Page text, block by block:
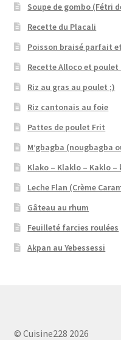
Soupe de gombo (Fétri
Recette du Placali
Poisson braisé parfait
Recette Alloco et
Riz au gras au poulet ;)
Riz cantonais au foie
Pattes de poulet Frit
M’gbagba (nougbagba
Klako – Klaklo – Kaklo
Leche Flan (Crème
Gâteau au rhum
Feuilleté farcies roulées
Akpan au Yebessessi
© Cuisine228 2026